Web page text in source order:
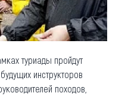
туриады пройдут
будущих инструкторов
походов,